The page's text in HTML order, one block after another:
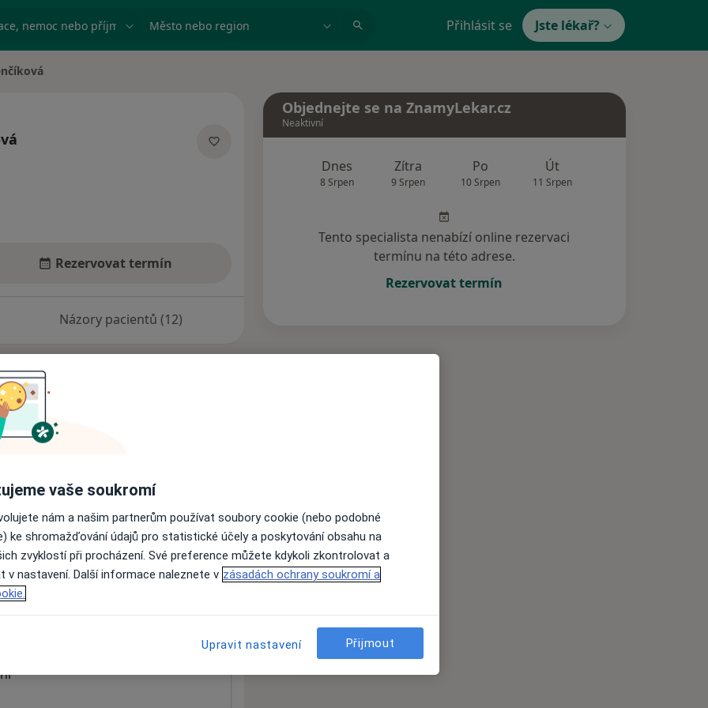
nemoc nebo příjmení Město nebo region Přihlásit se Jste lékař?
Rezervovat termín
Názory pacientů (12)
nejsou k dispozici
informace o svých službách.
Objednejte se na ZnamyLekar.cz
Neaktivní
Dnes
8 Srpen
Zítra
9 Srpen
Po
10 Srpen
Út
11 Srpen
Tento specialista nenabízí online rezervaci
termínu na této adrese.
Rezervovat termín
vaše soukromí
nám a našim partnerům používat soubory cookie (nebo podobné
ke shromažďování údajů pro statistické účely a poskytování obsahu na
zvyklostí při procházení. Své preference můžete kdykoli zkontrolovat a
v nastavení. Další informace naleznete v zásadách ochrany soukromí a
Upravit nastavení Přijmout